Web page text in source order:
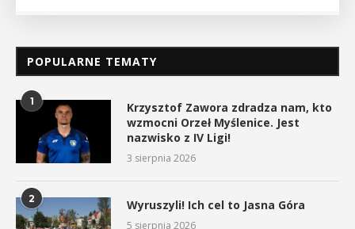
POPULARNE TEMATY
1
Krzysztof Zawora zdradza nam, kto
wzmocni Orzeł Myślenice. Jest
nazwisko z IV Ligi!
3 sierpnia 2026
2 Wyruszyli! Ich cel to Jasna Góra
5 sierpnia 2026